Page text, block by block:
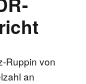
Ruppin von
an